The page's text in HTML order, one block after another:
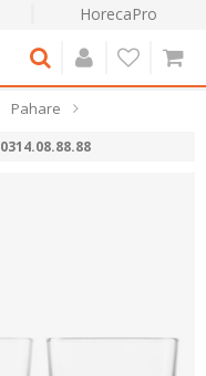
HorecaPro
Pahare
0314.08.88.88